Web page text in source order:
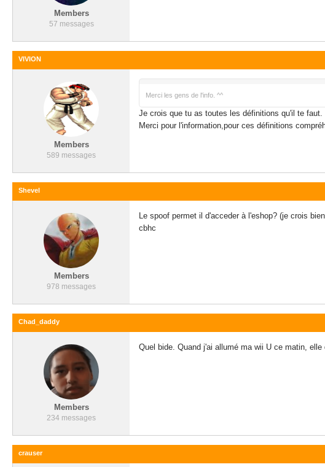
Members
57 messages
VIVION
Members
589 messages
Merci les gens de l'info. ^^
Je crois que tu as toutes les définitions qu'il te faut.
Merci pour l'information,pour ces définitions
Shevel
Members
978 messages
Le spoof permet il d'acceder à l'eshop? (je crois
cbhc
Chad_daddy
Members
234 messages
Quel bide. Quand j'ai allumé ma wii U ce matin,
crauser